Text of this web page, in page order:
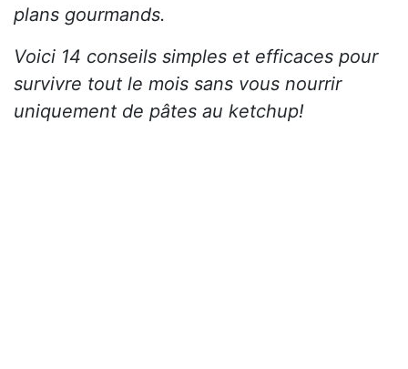
plans gourmands.
Voici 14 conseils simples et efficaces pour
survivre tout le mois sans vous nourrir
uniquement de pâtes au ketchup!